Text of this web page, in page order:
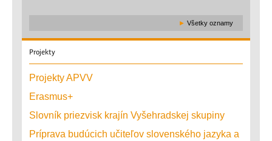
► Všetky oznamy
Projekty
Projekty APVV
Erasmus+
Slovník priezvisk krajín Vyšehradskej skupiny
Príprava budúcich učiteľov slovenského jazyka a